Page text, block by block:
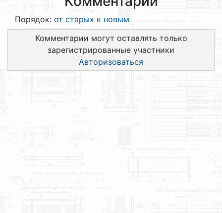
Порядок: от старых к новым
Комментарии могут оставлять только
зарегистрированные участники
Авторизоваться